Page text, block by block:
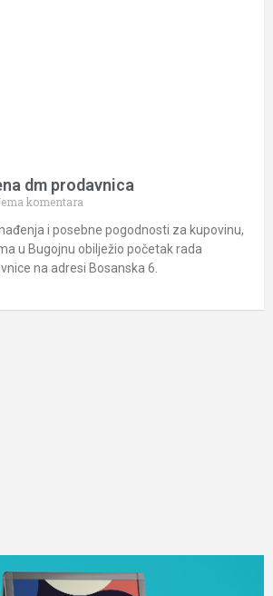
dm prodavnica
komentara
i posebne pogodnosti za kupovinu,
u Bugojnu obilježio početak rada
na adresi Bosanska 6.